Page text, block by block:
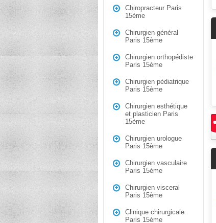
Chiropracteur Paris
15ème
Chirurgien général
Paris 15ème
Chirurgien orthopédiste
Paris 15ème
Chirurgien pédiatrique
Paris 15ème
Chirurgien esthétique
et plasticien Paris
15ème
Chirurgien urologue
Paris 15ème
Chirurgien vasculaire
Paris 15ème
Chirurgien visceral
Paris 15ème
Clinique chirurgicale
Paris 15ème